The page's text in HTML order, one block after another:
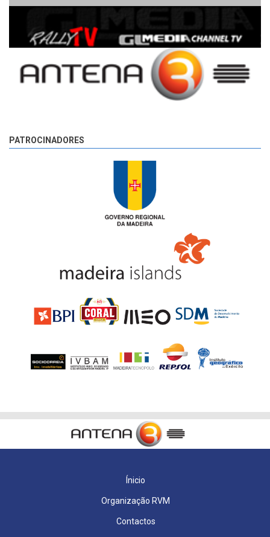
PATROCINADORES
Ínicio
Organização RVM
Contactos